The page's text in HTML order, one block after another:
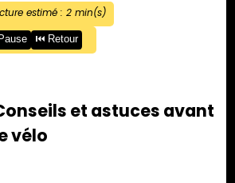
estimé : 2min(s)
⏮️ Retour
et astuces avant
vélo